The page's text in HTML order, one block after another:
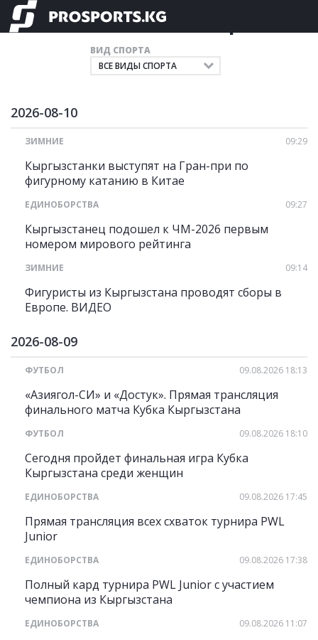
Главные новости спорта
ВИД СПОРТА
2026-08-10
ЗИМНИЕ 09:29
Кыргызстанки выступят на Гран-при по
фигурному катанию в Китае
ЕДИНОБОРСТВА 09:27
Кыргызстанец подошел к ЧМ-2026 первым
номером мирового рейтинга
ЗИМНИЕ 09:14
Фигуристы из Кыргызстана проводят сборы в
Европе. ВИДЕО
2026-08-09
ФУТБОЛ 09.08.2026 18:13
«Азиягол-СИ» и «Достук». Прямая трансляция
финального матча Кубка Кыргызстана
ФУТБОЛ 09.08.2026 18:10
Сегодня пройдет финальная игра Кубка
Кыргызстана среди женщин
ЕДИНОБОРСТВА 09.08.2026 17:45
Прямая трансляция всех схваток турнира PWL
Junior
ЕДИНОБОРСТВА 09.08.2026 17:38
Полный кард турнира PWL Junior с участием
чемпиона из Кыргызстана
ЕДИНОБОРСТВА 09.08.2026 11:07